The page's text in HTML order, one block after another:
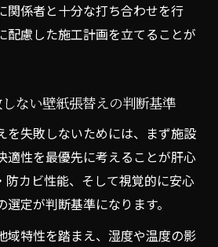
関係者と十分な打ち合わせを行
配慮した施工計画を立てることが
ない壁紙張替えの判断基準
を失敗しないためには、まず施設
適性を最優先に考えることが肝心
防カビ性能、そして視覚的に安心
定が判断基準になります。
域特性を踏まえ、湿度や温度の影